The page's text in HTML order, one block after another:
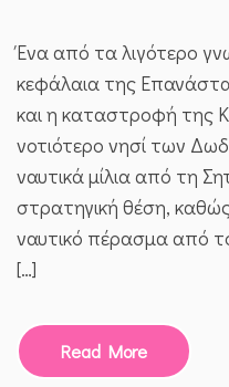
Η
ΚΑΤΑΣΤΡΟΦΉ
ΤΗΣ
ΚΆΣΟΥ
Ένα από τα λιγότερο
κεφάλαια της
και η καταστροφή της
νοτιότερο νησί των
ναυτικά μίλια από τη
στρατηγική θέση,
ναυτικό πέρασμα από
[…]
Read More